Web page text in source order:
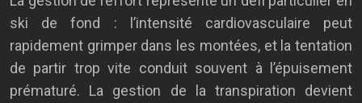
ski de fond : l’intensité cardiovasculaire peut
rapidement grimper dans les montées, et la tentation
de partir trop vite conduit souvent à l’épuisement
prématuré. La gestion de la transpiration devient